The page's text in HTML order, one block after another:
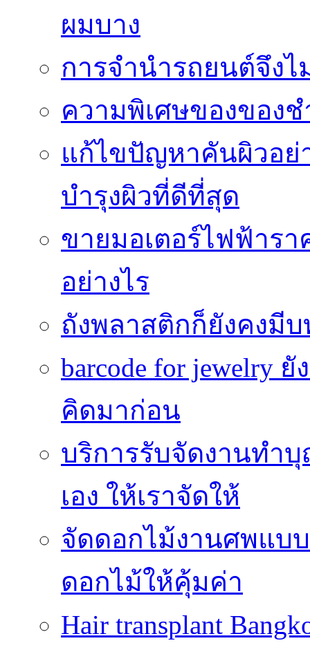
ผมบาง
การจำนำรถยนต์จึงไ
ความพิเศษของของ
แก้ไขปัญหาคันผิวอ
บำรุงผิวที่ดีที่สุด
ขายมอเตอร์ไฟฟ้าร
อย่างไร
ถังพลาสติกก็ยังคงมี
barcode for jewelry
คิดมาก่อน
บริการรับจัดงานทำ
เอง ให้เราจัดให้
จัดดอกไม้งานศพแบ
ดอกไม้ให้คุ้มค่า
Hair transplant